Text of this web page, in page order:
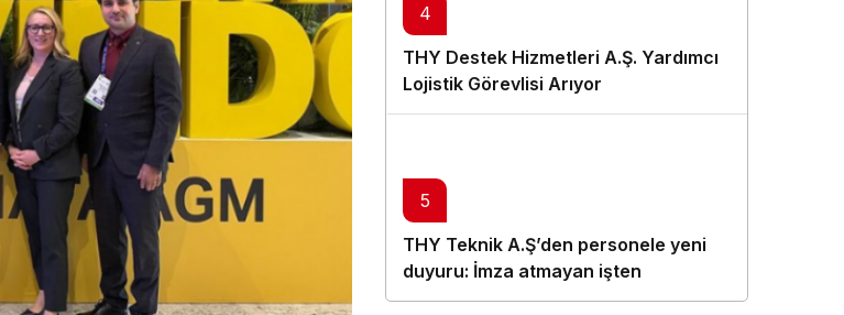
4
THY Destek Hizmetleri A.Ş. Yardımcı
Lojistik Görevlisi Arıyor
5
THY Teknik A.Ş’den personele yeni
duyuru: İmza atmayan işten
çıkarılacak